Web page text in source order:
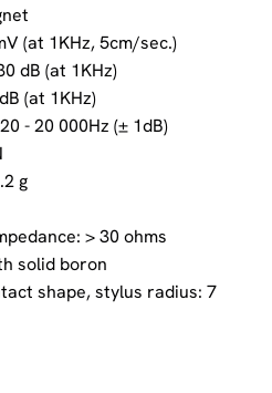
(at 1KHz, 5cm/sec.)
dB (at 1KHz)
(at 1KHz)
- 20 000Hz (± 1dB)
g
> 30 ohms
solid boron
shape, stylus radius: 7